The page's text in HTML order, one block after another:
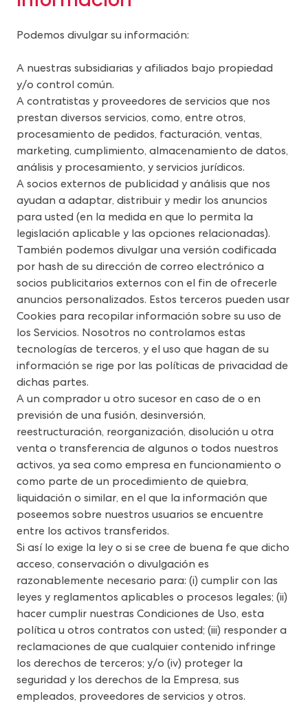
Podemos divulgar su información:
A nuestras subsidiarias y afiliados bajo propiedad
y/o control común.
A contratistas y proveedores de servicios que nos
prestan diversos servicios, como, entre otros,
procesamiento de pedidos, facturación, ventas,
marketing, cumplimiento, almacenamiento de datos,
análisis y procesamiento, y servicios jurídicos.
A socios externos de publicidad y análisis que nos
ayudan a adaptar, distribuir y medir los anuncios
para usted (en la medida en que lo permita la
legislación aplicable y las opciones relacionadas).
También podemos divulgar una versión codificada
por hash de su dirección de correo electrónico a
socios publicitarios externos con el fin de ofrecerle
anuncios personalizados. Estos terceros pueden usar
Cookies para recopilar información sobre su uso de
los Servicios. Nosotros no controlamos estas
tecnologías de terceros, y el uso que hagan de su
información se rige por las políticas de privacidad de
dichas partes.
A un comprador u otro sucesor en caso de o en
previsión de una fusión, desinversión,
reestructuración, reorganización, disolución u otra
venta o transferencia de algunos o todos nuestros
activos, ya sea como empresa en funcionamiento o
como parte de un procedimiento de quiebra,
liquidación o similar, en el que la información que
poseemos sobre nuestros usuarios se encuentre
entre los activos transferidos.
Si así lo exige la ley o si se cree de buena fe que dicho
acceso, conservación o divulgación es
razonablemente necesario para: (i) cumplir con las
leyes y reglamentos aplicables o procesos legales; (ii)
hacer cumplir nuestras Condiciones de Uso, esta
política u otros contratos con usted; (iii) responder a
reclamaciones de que cualquier contenido infringe
los derechos de terceros; y/o (iv) proteger la
seguridad y los derechos de la Empresa, sus
empleados, proveedores de servicios y otros.